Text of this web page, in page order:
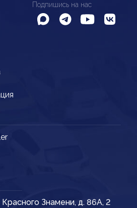
Подпишись на нас
Красного Знамени, д. 86А, 2